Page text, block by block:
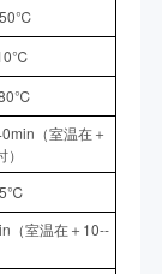
（室温在＋
（室温在＋10--